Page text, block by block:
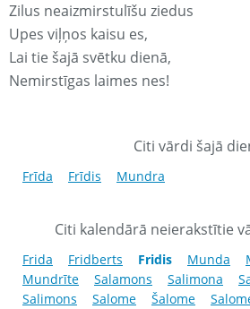
Zilus neaizmirstulīšu ziedus
Upes viļņos kaisu es,
Lai tie šajā svētku dienā,
Nemirstīgas laimes nes!
Citi vārdi šajā
Frīda Frīdis Mundra
Citi kalendārā neierakstītie
Frida Fridberts Fridis Munda
Mundrīte
Salamons Salimona
Salimons
Salome Šalome